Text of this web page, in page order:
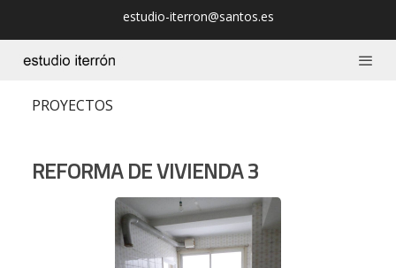
estudio-iterron@santos.es
PROYECTOS
REFORMA DE VIVIENDA 3